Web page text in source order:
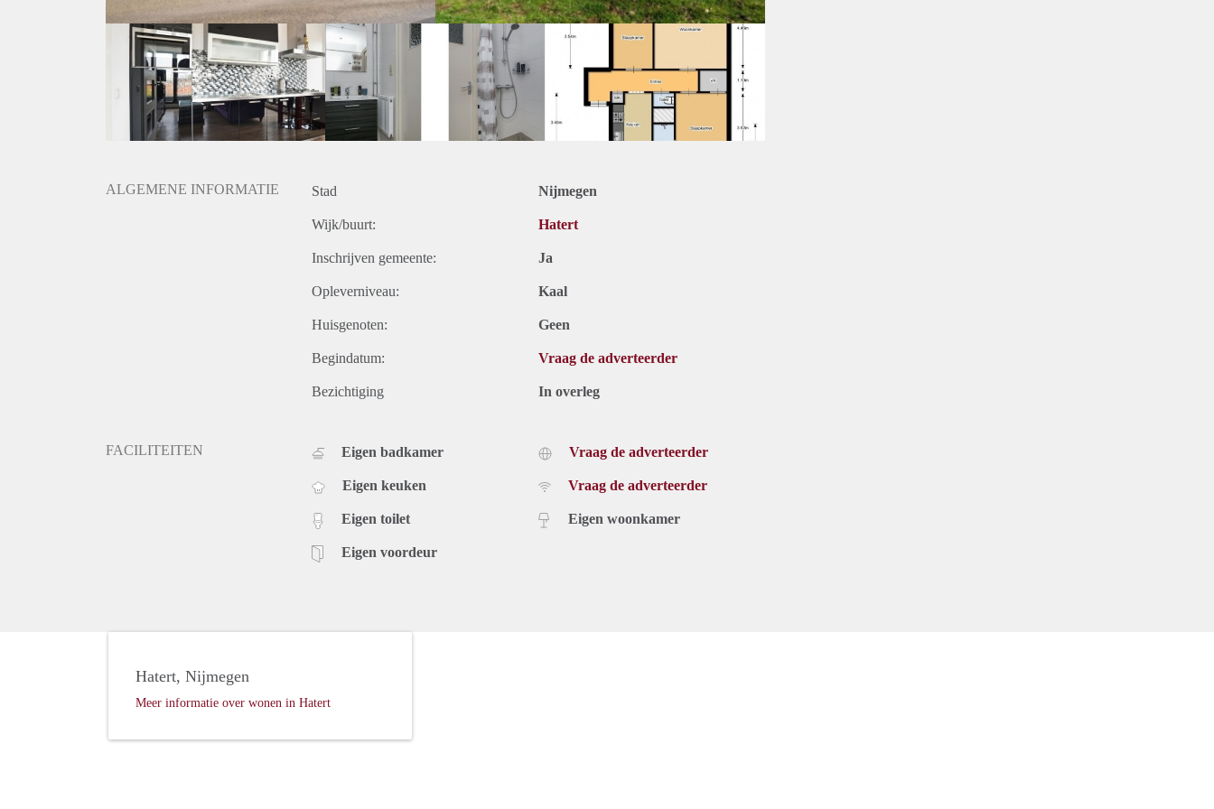
ALGEMENE INFORMATIE Stad Nijmegen
Wijk/buurt: Hatert
Inschrijven gemeente: Ja
Opleverniveau: Kaal
Huisgenoten: Geen
Begindatum: Vraag de adverteerder
Bezichtiging In overleg
FACILITEITEN Eigen badkamer
Eigen keuken
Eigen toilet
Eigen voordeur
Vraag de adverteerder
Vraag de adverteerder
Eigen woonkamer
Hatert, Nijmegen
Meer informatie over wonen in Hatert